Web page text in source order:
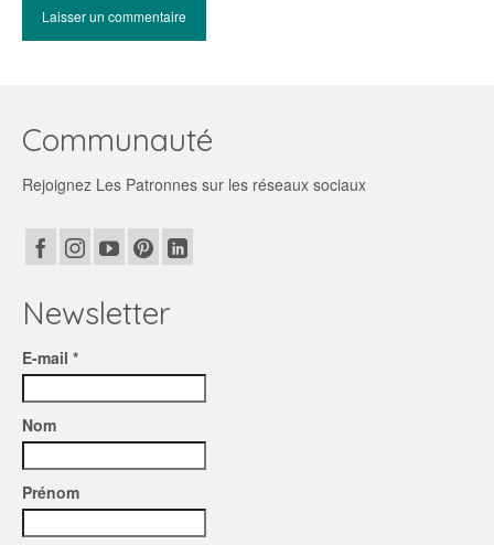
Communauté
Rejoignez Les Patronnes sur les réseaux sociaux
Newsletter
E-mail *
Nom
Prénom